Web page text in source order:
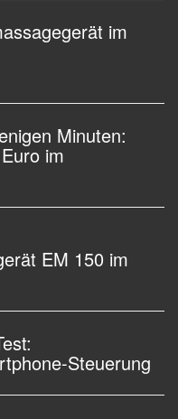
im
Minuten:
im
EM 150 im
Steuerung